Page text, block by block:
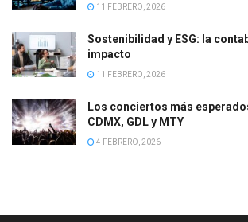
11 FEBRERO, 2026
Sostenibilidad y ESG: la
impacto
11 FEBRERO, 2026
Los conciertos más
CDMX, GDL y MTY
4 FEBRERO, 2026